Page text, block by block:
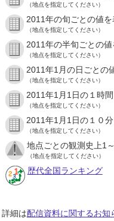
（地点を指定してください）
2011年の旬ごとの値を
（地点を指定してください）
2011年の半旬ごとの
（地点を指定してください）
2011年1月の日ごとの
（地点を指定してください）
2011年1月1日の１時
（地点を指定してください）
2011年1月1日の１０
（地点を指定してください）
地点ごとの観測史上1
（地点を指定してください）
歴代全国ランキング
細は配信資料に関するお知